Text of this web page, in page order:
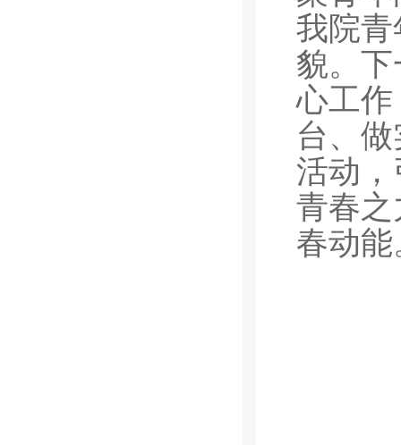
我院
貌。
心工
台、
活动
青春
春动能